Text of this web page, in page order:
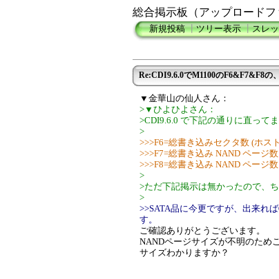
総合掲示板（アップロード
新規投稿┃ツリー表示┃スレ
Re:CDI9.6.0でM1100のF6&F7&F8の
▼金華山の仙人さん：
>▼ひよひよさん：
>CDI9.6.0 で下記の通りに直ってま
>
>>>F6=総書き込みセクタ数 (ホス
>>>F7=総書き込み NAND ページ
>>>F8=総書き込み NAND ページ
>
>ただ下記掲示は無かったので、
>
>>SATA品に今更ですが、出来れ
す。
ご確認ありがとうございます。
NANDページサイズが不明のため
サイズわかりますか？